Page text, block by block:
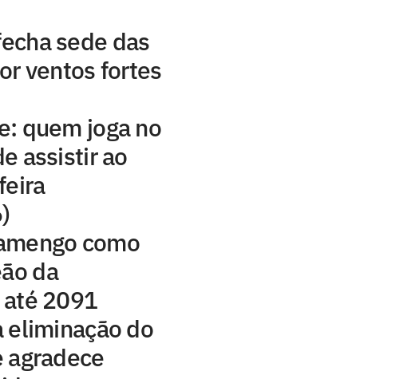
sede das
ventos fortes
quem joga no
assistir ao
como
da
2091
eliminação do
agradece